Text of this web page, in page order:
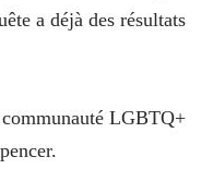
a déjà des résultats
LGBTQ+